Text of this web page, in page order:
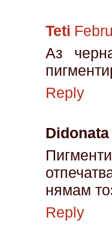
Teti
Аз
Reply
Didonata
нямам
Reply